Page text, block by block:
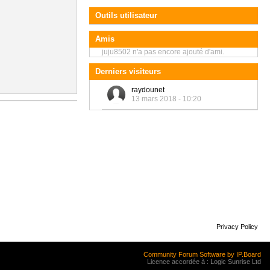
Outils utilisateur
Amis
juju8502 n'a pas encore ajouté d'ami.
Derniers visiteurs
raydounet
13 mars 2018 - 10:20
Privacy Policy
Community Forum Software by IP.Board
Licence accordée à : Logic Sunrise Ltd